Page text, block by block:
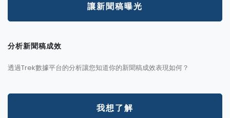
讓新聞稿曝光
分析新聞稿成效
透過Trek數據平台的分析讓您知道你的新聞稿成效表現如何？
我想了解